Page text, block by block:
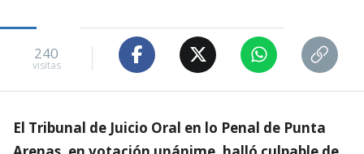
240
visitas
El Tribunal de Juicio Oral en lo Penal de Punta